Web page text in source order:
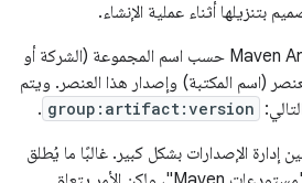
بتنزيلها أثناء عملية الإنشاء.
يتم تحديد عناصر Maven Artifacts حسب اسم المجموعة (الشركة أو
(اسم المكتبة) وإصدار هذا العنصر. ويتم
group:artifact:version
.
الإصدارات بشكل كبير. غالبًا ما يُطلق